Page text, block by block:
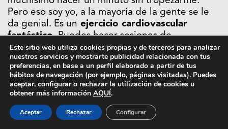
Pero eso soy yo, a la mayoría de la gente se le
da genial. Es un ejercicio cardiovascular
fantástico. Puedes hacer sesiones de
entrenamiento combinado con otros aparatos
como las kettlebells o combinarlas con
abdominales. También es un ejercicio perfecto
para calentar. Hace falta, eso sí, un pequeño
requirimiento de altura para que no te estés
dando todo el rato en el techo. También podéis
saltar en la calle si no sois timídos. Este modelo
Este sitio web utiliza cookies propias y de terceros para analizar
nuestros servicios y mostrarte publicidad relacionada con tus
preferencias, en base a un perfil elaborado a partir de tus
hábitos de navegación (por ejemplo, páginas visitadas). Puedes
aceptar, configurar o rechazar la utilización de cookies u
obtener más información AQUÍ.
Aceptar Rechazar Configurar